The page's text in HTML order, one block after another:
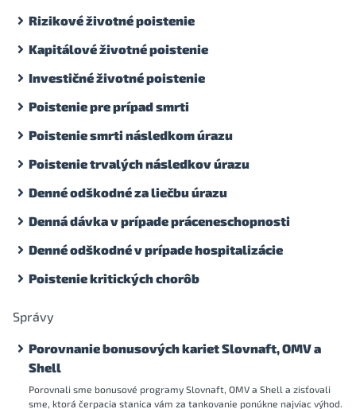
Rizikové životné poistenie
Kapitálové životné poistenie
Investičné životné poistenie
Poistenie pre prípad smrti
Poistenie smrti následkom úrazu
Poistenie trvalých následkov úrazu
Denné odškodné za liečbu úrazu
Denná dávka v prípade práceneschopnosti
Denné odškodné v prípade hospitalizácie
Poistenie kritických chorôb
Správy
Porovnanie bonusových kariet Slovnaft, OMV a
Shell
Porovnali sme bonusové programy Slovnaft, OMV a Shell a zisťovali
sme, ktorá čerpacia stanica vám za tankovanie ponúkne najviac výhod.